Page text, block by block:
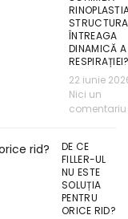
ÎNTREAGA
DINAMICĂ A
22 iunie
Nici un
comentariu
DE CE
FILLER-UL
NU ESTE
SOLUȚIA
PENTRU
ORICE RID?